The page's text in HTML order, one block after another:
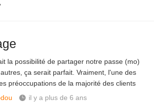
la possibilité de partager notre passe (mo)
ça serait parfait. Vraiment, l'une des
préoccupations de la majorité des clients
il y a plus de 6 ans